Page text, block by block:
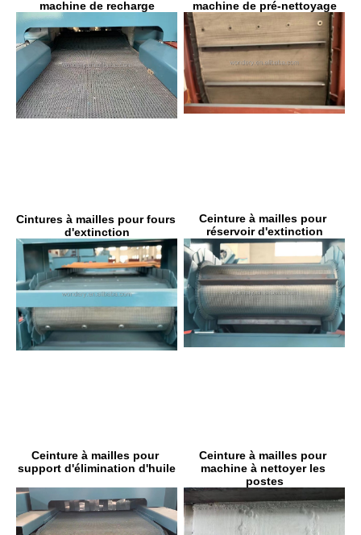
machine de recharge machine de pré-nettoyage
Cintures à mailles pour fours
d'extinction
Ceinture à mailles pour
réservoir d'extinction
Ceinture à mailles pour
support d'élimination d'huile
Ceinture à mailles pour
machine à nettoyer les
postes